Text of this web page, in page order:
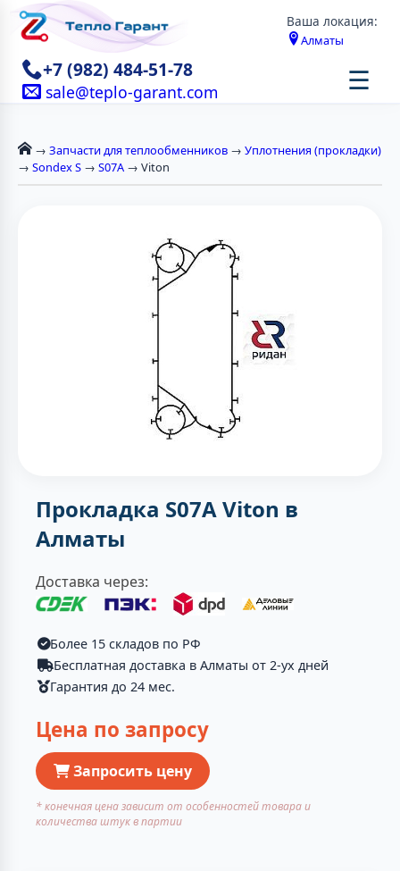
Ваша локация:
Алматы
+7 (982) 484-51-78
sale@teplo-garant.com ☰
→ Запчасти для теплообменников → Уплотнения (прокладки)
→ Sondex S → S07A → Viton
Прокладка S07A Viton в
Алматы
Доставка через:
Более 15 складов по РФ
Бесплатная доставка в Алматы от 2-ух дней
Гарантия до 24 мес.
Цена по запросу
Запросить цену
* конечная цена зависит от особенностей товара и
количества штук в партии